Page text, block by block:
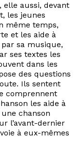
elle aussi, devant
les jeunes
même temps,
et les aide à
par sa musique,
ses textes les
dans les
des questions
Ils sentent
comprennent
les aide à
chanson
l’avant-dernier
à eux-mêmes